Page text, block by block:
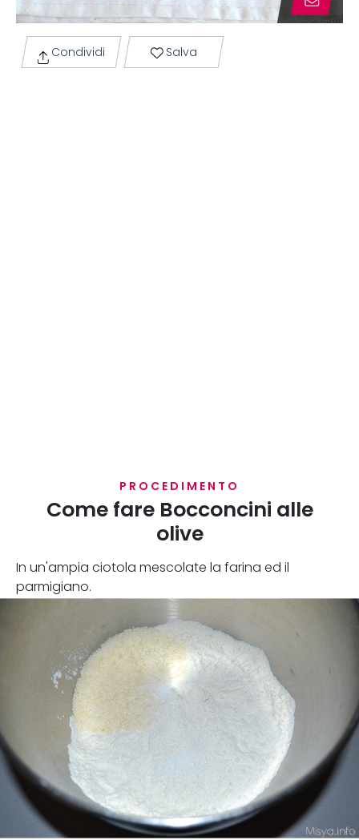
Condividi Salva
PROCEDIMENTO
Come fare Bocconcini alle
olive
In un'ampia ciotola mescolate la farina ed il
parmigiano.